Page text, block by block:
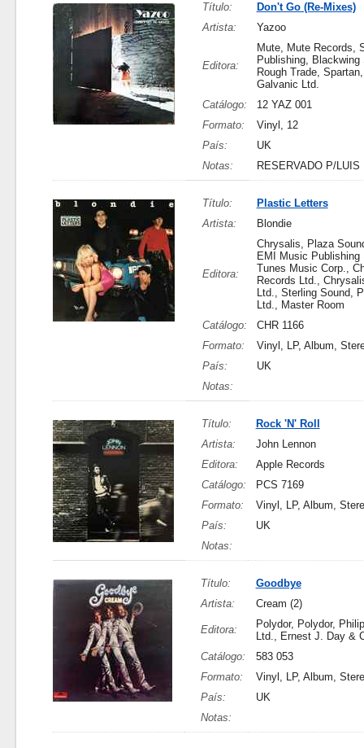
Título:
Don't Go (Re-Mixes)
Artista:
Yazoo
Editora:
Mute, Mute Records,
Publishing, Blackwing
Rough Trade,
Galvanic Ltd.
Catálogo:
12 YAZ 001
Formato:
Vinyl, 12
País:
UK
Notas:
RESERVADO P/LUIS
Título:
Plastic Letters
Artista:
Blondie
Editora:
Chrysalis, Plaza
EMI Music Publishing
Tunes Music Corp.,
Records Ltd.,
Ltd., Sterling Sound,
Ltd., Master Room
Catálogo:
CHR 1166
Formato:
Vinyl, LP, Album,
País:
UK
Notas:
Título:
Rock 'N' Roll
Artista:
John Lennon
Editora:
Apple Records
Catálogo:
PCS 7169
Formato:
Vinyl, LP, Album,
País:
UK
Notas:
Título:
Goodbye
Artista:
Cream (2)
Editora:
Polydor, Polydor,
Ltd., Ernest J. Day &
Catálogo:
583 053
Formato:
Vinyl, LP, Album,
País:
UK
Notas: